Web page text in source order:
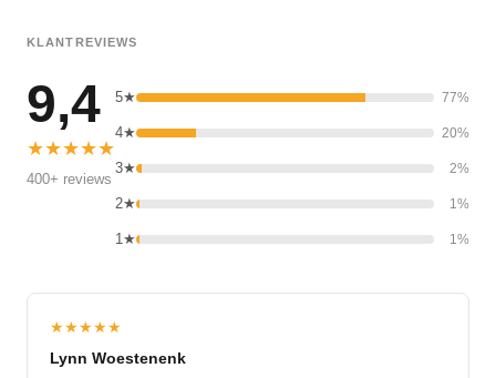
KLANTREVIEWS
9,4
★★★★★
400+ reviews
5★ 77%
4★ 20%
3★ 2%
2★ 1%
1★ 1%
★★★★★
Lynn Woestenenk